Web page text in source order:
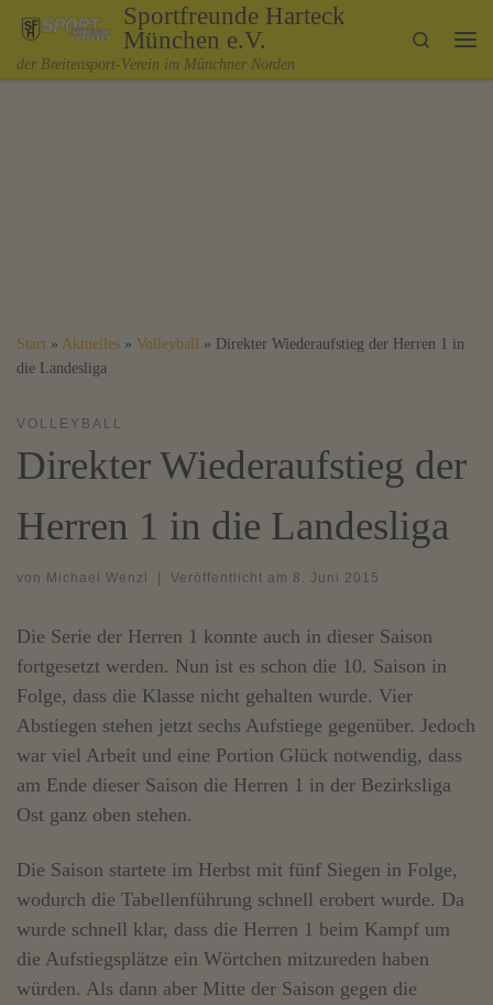
Zum Inhalt springenSportfreunde Harteck
München e.V.
der Breitensport-Verein im Münchner Norden
Search
Start » Aktuelles » Volleyball » Direkter Wiederaufstieg der Herren 1 in
die Landesliga
VOLLEYBALL
Direkter Wiederaufstieg der
Herren 1 in die Landesliga
von Michael Wenzl Veröffentlicht am 8. Juni 2015
Die Serie der Herren 1 konnte auch in dieser Saison
fortgesetzt werden. Nun ist es schon die 10. Saison in
Folge, dass die Klasse nicht gehalten wurde. Vier
Abstiegen stehen jetzt sechs Aufstiege gegenüber. Jedoch
war viel Arbeit und eine Portion Glück notwendig, dass
am Ende dieser Saison die Herren 1 in der Bezirksliga
Ost ganz oben stehen.
Die Saison startete im Herbst mit fünf Siegen in Folge,
wodurch die Tabellenführung schnell erobert wurde. Da
wurde schnell klar, dass die Herren 1 beim Kampf um
die Aufstiegsplätze ein Wörtchen mitzureden haben
würden. Als dann aber Mitte der Saison gegen die